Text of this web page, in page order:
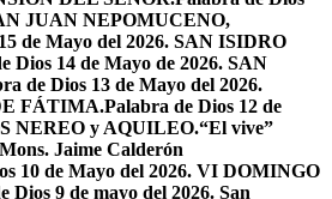
JUAN NEPOMUCENO,
de Mayo del 2026. SAN ISIDRO
Dios 14 de Mayo de 2026. SAN
de Dios 13 de Mayo del 2026.
FÁTIMA.Palabra de Dios 12 de
NEREO y AQUILEO.“El vive”
Jaime Calderón
10 de Mayo del 2026. VI DOMINGO
Dios 9 de mayo del 2026. San